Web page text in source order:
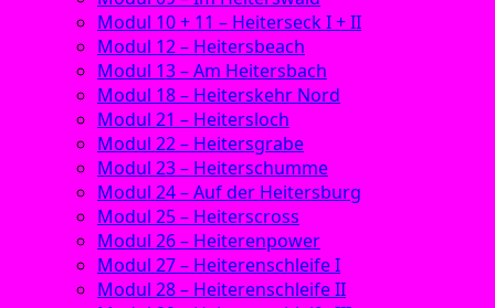
Modul 10 + 11 – Heiterseck I + II
Modul 12 – Heitersbeach
Modul 13 – Am Heitersbach
Modul 18 – Heiterskehr Nord
Modul 21 – Heitersloch
Modul 22 – Heitersgrabe
Modul 23 – Heiterschumme
Modul 24 – Auf der Heitersburg
Modul 25 – Heiterscross
Modul 26 – Heiterenpower
Modul 27 – Heiterenschleife I
Modul 28 – Heiterenschleife II